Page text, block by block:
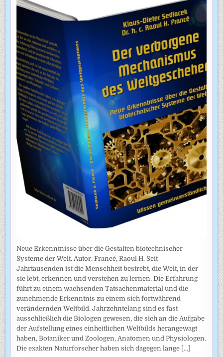
Neue Erkenntnisse über die Gestalten biotechnischer
Systeme der Welt. Autor: Francé, Raoul H. Seit
Jahrtausenden ist die Menschheit bestrebt, die Welt, in der
sie lebt, erkennen und verstehen zu lernen. Die Erfahrung
führt zu einem wachsenden Tatsachenmaterial und die
zunehmende Erkenntnis zu einem sich fortwährend
verändernden Weltbild. Jahrzehntelang sind es fast
ausschließlich die Biologen gewesen, die sich an die Aufgabe
der Aufstellung eines einheitlichen Weltbilds herangewagt
haben, Botaniker und Zoologen, Anatomen und Physiologen.
Die exakten Naturforscher haben sich dagegen lange [...]